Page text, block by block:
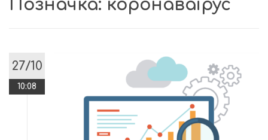
Позначка: коронаваірус
27/10
10:08